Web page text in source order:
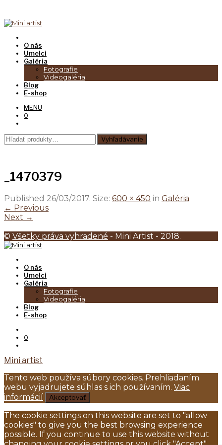
O nás
Umelci
Galéria
Fotografie
Videogaléria
Blog
E-shop
MENU
0
Hľadať: Vyhľadávanie
_1470379
Published 26/03/2017. Size: 600 × 450 in Galéria
← Previous
Next →
© Všetky práva vyhradené - Mini Artist - 2018.
O nás
Umelci
Galéria
Fotografie
Videogaléria
Blog
E-shop
0
Mini artist
Tento web používa súbory cookies. Prehliadaním
webu vyjadrujete súhlas s ich používaním. Viac
informácií
Akceptovať
The cookie settings on this website are set to "allow
cookies" to give you the best browsing experience
possible. If you continue to use this website without